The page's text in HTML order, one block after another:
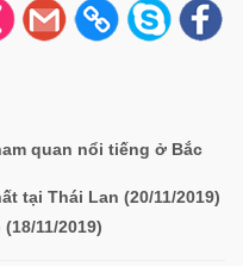
quan nổi tiếng ở Bắc
tại Thái Lan (20/11/2019)
(18/11/2019)